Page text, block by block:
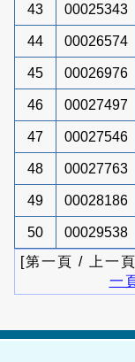
43 00025343
44 00026574
45 00026976
46 00027497
47 00027546
48 00027763
49 00028186
50 00029538
[第一頁 / 上一
一